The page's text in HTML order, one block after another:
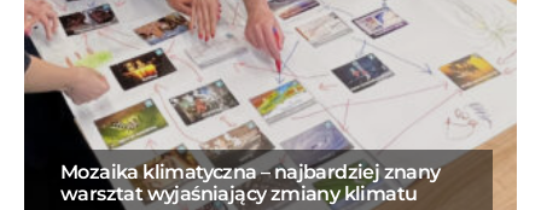
Mozaika klimatyczna – najbardziej znany
warsztat wyjaśniający zmiany klimatu